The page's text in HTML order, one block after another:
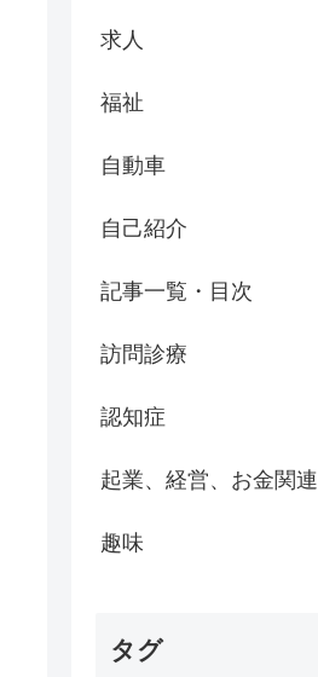
求人
福祉
自動車
自己紹介
記事一覧・目次
訪問診療
認知症
起業、経営、お金関連
趣味
タグ